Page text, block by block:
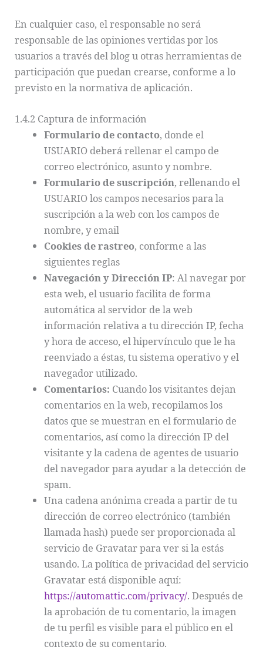
En cualquier caso, el responsable no será
responsable de las opiniones vertidas por los
usuarios a través del blog u otras herramientas de
participación que puedan crearse, conforme a lo
previsto en la normativa de aplicación.
1.4.2 Captura de información
Formulario de contacto, donde el
USUARIO deberá rellenar el campo de
correo electrónico, asunto y nombre.
Formulario de suscripción, rellenando el
USUARIO los campos necesarios para la
suscripción a la web con los campos de
nombre, y email
Cookies de rastreo, conforme a las
siguientes reglas
Navegación y Dirección IP: Al navegar por
esta web, el usuario facilita de forma
automática al servidor de la web
información relativa a tu dirección IP, fecha
y hora de acceso, el hipervínculo que le ha
reenviado a éstas, tu sistema operativo y el
navegador utilizado.
Comentarios: Cuando los visitantes dejan
comentarios en la web, recopilamos los
datos que se muestran en el formulario de
comentarios, así como la dirección IP del
visitante y la cadena de agentes de usuario
del navegador para ayudar a la detección de
spam.
Una cadena anónima creada a partir de tu
dirección de correo electrónico (también
llamada hash) puede ser proporcionada al
servicio de Gravatar para ver si la estás
usando. La política de privacidad del servicio
Gravatar está disponible aquí:
https://automattic.com/privacy/. Después de
la aprobación de tu comentario, la imagen
de tu perfil es visible para el público en el
contexto de su comentario.